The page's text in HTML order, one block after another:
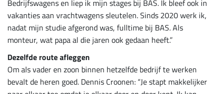
Bedrijfswagens en liep ik mijn stages bij BAS. Ik bleef ook in
vakanties aan vrachtwagens sleutelen. Sinds 2020 werk ik,
nadat mijn studie afgerond was, fulltime bij BAS. Als
monteur, wat papa al die jaren ook gedaan heeft.”
Dezelfde route afleggen
Om als vader en zoon binnen hetzelfde bedrijf te werken
bevalt de heren goed. Dennis Croonen: “Je stapt makkelijker